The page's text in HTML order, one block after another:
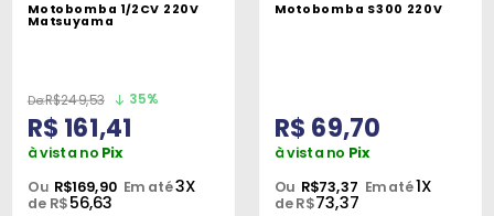
Motobomba 1/2CV 220V
Matsuyama
R$249,53 35%
R$ 161,41
à vista no Pix
Ou R$169,90 Em até3X
de R$56,63
Motobomba S300 220V
R$ 69,70
à vista no Pix
Ou R$73,37 Em até1X
de R$73,37